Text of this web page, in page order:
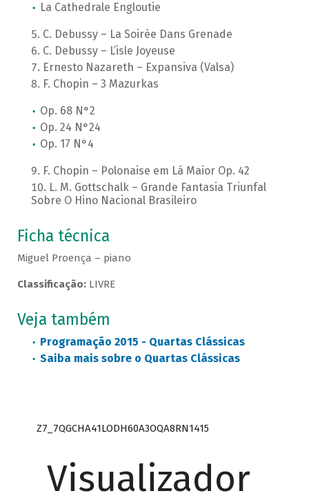
La Cathedrale Engloutie
C. Debussy – La Soirèe Dans Grenade
C. Debussy – L’isle Joyeuse
Ernesto Nazareth – Expansiva (Valsa)
F. Chopin – 3 Mazurkas
Op. 68 N°2
Op. 24 N°24
Op. 17 N°4
F. Chopin – Polonaise em Lá Maior Op. 42
L. M. Gottschalk – Grande Fantasia Triunfal
Sobre O Hino Nacional Brasileiro
Ficha técnica
Miguel Proença – piano
Classificação:LIVRE
Veja também
Programação 2015 - Quartas Clássicas
Saiba mais sobre o Quartas Clássicas
Z7_7QGCHA41LODH60A3OQA8RN1415
Visualizador